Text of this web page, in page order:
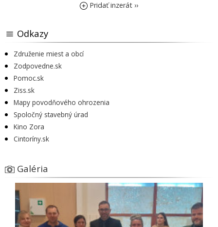
Pridať inzerát ››
Odkazy
Združenie miest a obcí
Zodpovedne.sk
Pomoc.sk
Ziss.sk
Mapy povodňového ohrozenia
Spoločný stavebný úrad
Kino Zora
Cintoríny.sk
Galéria